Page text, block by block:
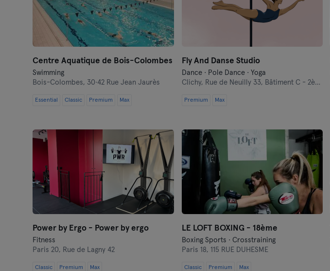
Centre Aquatique de Bois-Colombes
Swimming
Bois-Colombes, 30·42 Rue Jean Jaurès
Essential Classic Premium Max
Fly And Danse Studio
Dance · Pole Dance · Yoga
Clichy, Rue de Neuilly 33, Bâtiment C - 2ème étage
Premium Max
Power by Ergo - Power by ergo
Fitness
Paris 20, Rue de Lagny 42
Classic Premium Max
LE LOFT BOXING - 18ème
Boxing Sports · Crosstraining
Paris 18, 115 RUE DUHESME
Classic Premium Max
Nantes
Rennes
Toulouse